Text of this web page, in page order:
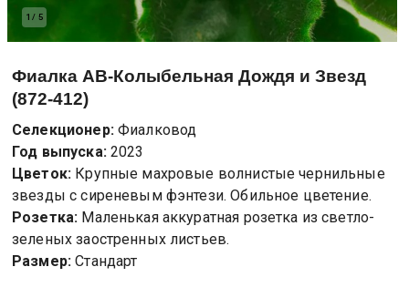
1 / 5
Фиалка АВ-Колыбельная Дождя и Звезд
(872-412)
Селекционер: Фиалковод
Год выпуска: 2023
Цветок: Крупные махровые волнистые чернильные
звезды с сиреневым фэнтези. Обильное цветение.
Розетка: Маленькая аккуратная розетка из светло-
зеленых заостренных листьев.
Размер: Стандарт